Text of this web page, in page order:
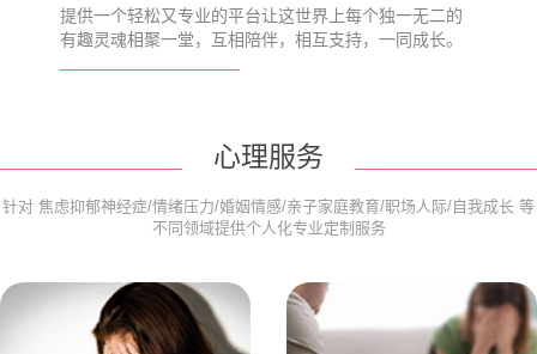
提供一个轻松又专业的平台让这世界上每个独一无二的
有趣灵魂相聚一堂，互相陪伴，相互支持，一同成长。
心理服务
针对 焦虑抑郁神经症/情绪压力/婚姻情感/亲子家庭教育/职场人际/自我成长 等
不同领域提供个人化专业定制服务